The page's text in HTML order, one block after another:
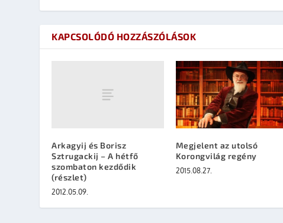
KAPCSOLÓDÓ HOZZÁSZÓLÁSOK
Arkagyij és Borisz
Sztrugackij – A hétfő
szombaton kezdődik
(részlet)
2012.05.09.
Megjelent az utolsó
Korongvilág regény
2015.08.27.